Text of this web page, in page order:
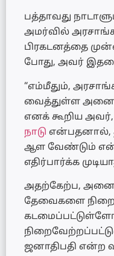
பத்தாவது
அமர்வில்
பிரகடனத்தை
போது, அவர் இதனை
“எம்மீதும்,
வைத்துள்ள
எனக் கூறிய அவர்,
நாடு என்பதனால்,
ஆள வேண்டும்
எதிர்பார்க்க
அதற்கேற்ப,
தேவைகளை
ஜனாதிபதி என்ற